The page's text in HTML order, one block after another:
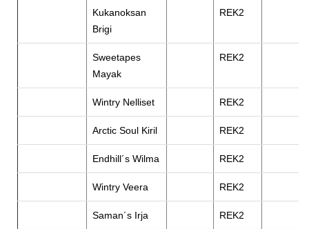
Kukanoksan
Brigi
REK2
Sweetapes
Mayak
REK2
Wintry Nelliset REK2
Arctic Soul Kiril REK2
Endhill´s Wilma REK2
Wintry Veera REK2
Saman´s Irja REK2